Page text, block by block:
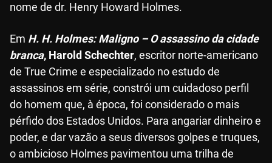
nome de dr. Henry Howard Holmes.
Em H. H. Holmes: Maligno – O assassino da cidade
branca, Harold Schechter, escritor norte-americano
de True Crime e especializado no estudo de
assassinos em série, constrói um cuidadoso perfil
do homem que, à época, foi considerado o mais
pérfido dos Estados Unidos. Para angariar dinheiro e
poder, e dar vazão a seus diversos golpes e truques,
o ambicioso Holmes pavimentou uma trilha de